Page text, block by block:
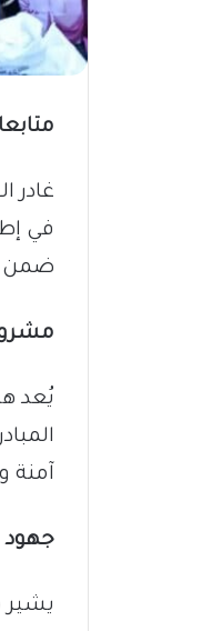
في
ضمن
يُعد
آمنة
جهود
يشير